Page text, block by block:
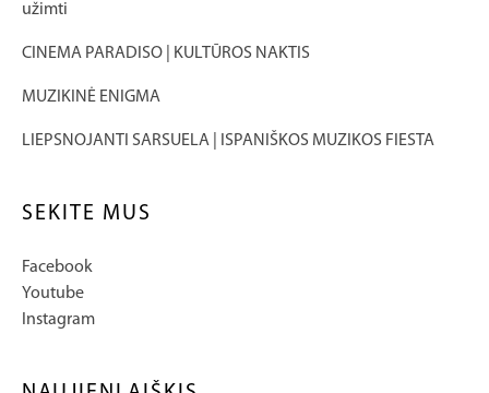
užimti
CINEMA PARADISO | KULTŪROS NAKTIS
MUZIKINĖ ENIGMA
LIEPSNOJANTI SARSUELA | ISPANIŠKOS MUZIKOS FIESTA
SEKITE MUS
Facebook
Youtube
Instagram